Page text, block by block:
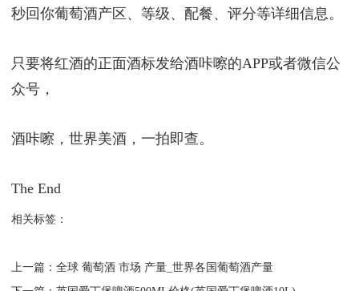
秒回你葡萄酒产区、等级、配餐、评分等详细信息。
只要将红酒的正面酒标发给酒咔嚓的APP或者微信公
众号，
酒咔嚓，世界美酒，一拍即查。
The End
相关标签：
上一篇： ​全球 葡萄酒 市场 产量_世界各国葡萄酒产量